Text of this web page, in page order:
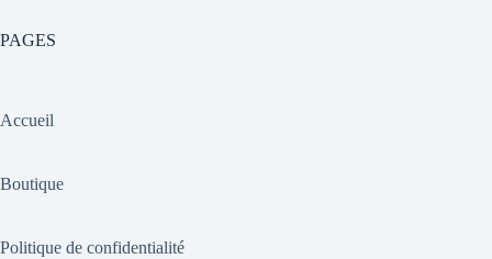
PAGES
Accueil
Boutique
Politique de confidentialité